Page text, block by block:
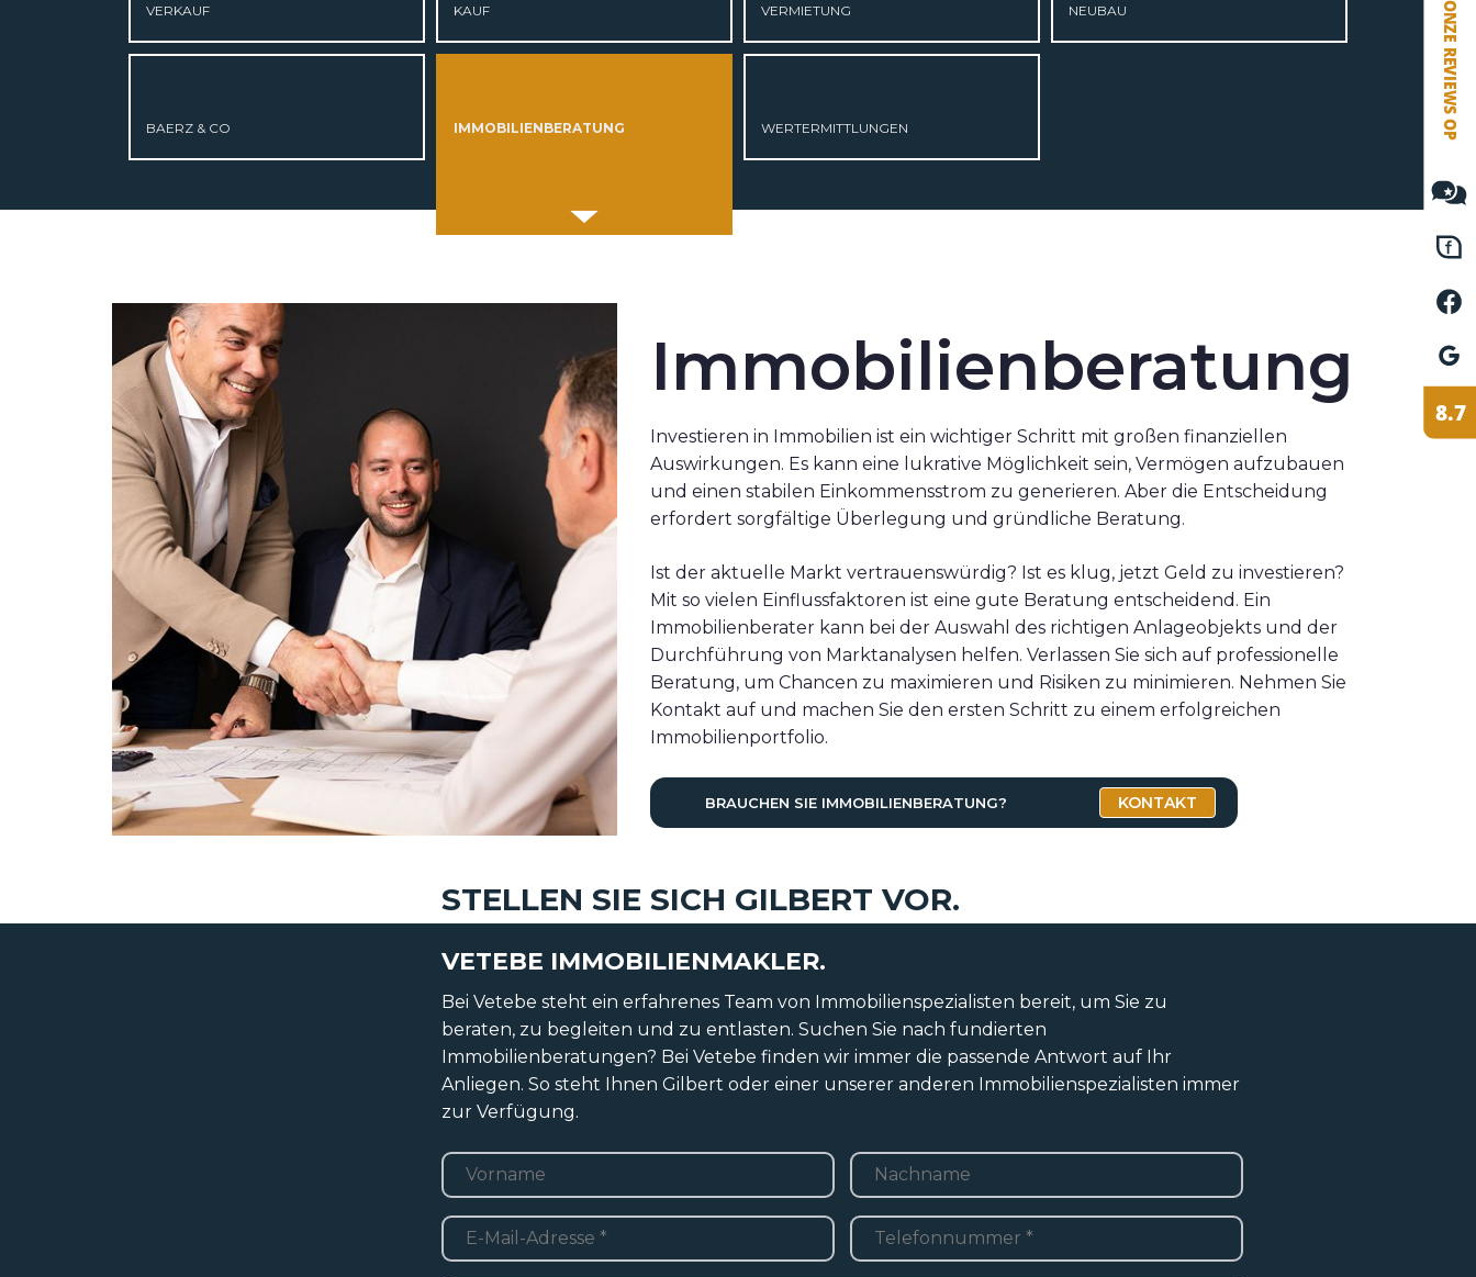
ÜBER UNS
VETEBE FACEBOOK
VERKAUF KAUF VERMIETUNG NEUBAU
BAERZ & CO IMMOBILIENBERATUNG WERTERMITTLUNGEN
Immobilienberatung
Investieren in Immobilien ist ein wichtiger Schritt mit großen finanziellen
Auswirkungen. Es kann eine lukrative Möglichkeit sein, Vermögen aufzubauen
und einen stabilen Einkommensstrom zu generieren. Aber die Entscheidung
erfordert sorgfältige Überlegung und gründliche Beratung.
Ist der aktuelle Markt vertrauenswürdig? Ist es klug, jetzt Geld zu investieren?
Mit so vielen Einflussfaktoren ist eine gute Beratung entscheidend. Ein
Immobilienberater kann bei der Auswahl des richtigen Anlageobjekts und der
Durchführung von Marktanalysen helfen. Verlassen Sie sich auf professionelle
Beratung, um Chancen zu maximieren und Risiken zu minimieren. Nehmen Sie
Kontakt auf und machen Sie den ersten Schritt zu einem erfolgreichen
Immobilienportfolio.
BRAUCHEN SIE IMMOBILIENBERATUNG? KONTAKT
STELLEN SIE SICH GILBERT VOR.
VETEBE IMMOBILIENMAKLER.
Bei Vetebe steht ein erfahrenes Team von Immobilienspezialisten bereit, um Sie zu
beraten, zu begleiten und zu entlasten. Suchen Sie nach fundierten
Immobilienberatungen? Bei Vetebe finden wir immer die passende Antwort auf Ihr
Anliegen. So steht Ihnen Gilbert oder einer unserer anderen Immobilienspezialisten immer
zur Verfügung.
Name
Vorname Nachname
E-
mailadres*
Telefoon